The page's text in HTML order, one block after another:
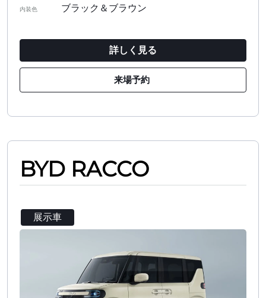
内装色 ブラック＆ブラウン
詳しく見る
来場予約
BYD RACCO
展示車